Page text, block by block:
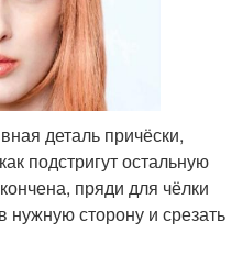
деталь причёски,
подстригут остальную
пряди для чёлки
нужную сторону и срезать